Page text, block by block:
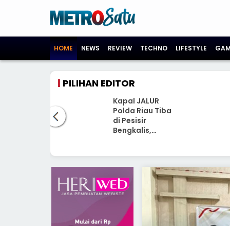
HOME NEWS REVIEW TECHNO LIFESTYLE
PILIHAN EDITOR
Kapal JALUR
Polda Riau Tiba
di Pesisir
Bengkalis,